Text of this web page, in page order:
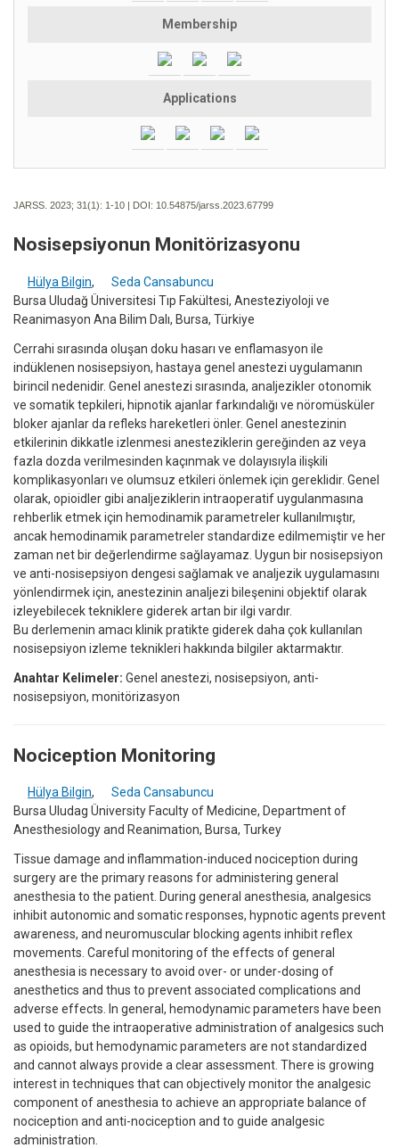
Membership
Applications
JARSS. 2023; 31(1): 1-10 | DOI: 10.54875/jarss.2023.67799
Nosisepsiyonun Monitörizasyonu
Hülya Bilgin,
Seda Cansabuncu
Bursa Uludağ Üniversitesi Tıp Fakültesi, Anesteziyoloji ve
Reanimasyon Ana Bilim Dalı, Bursa, Türkiye
Cerrahi sırasında oluşan doku hasarı ve enflamasyon ile
indüklenen nosisepsiyon, hastaya genel anestezi uygulamanın
birincil nedenidir. Genel anestezi sırasında, analjezikler otonomik
ve somatik tepkileri, hipnotik ajanlar farkındalığı ve nöromüsküler
bloker ajanlar da refleks hareketleri önler. Genel anestezinin
etkilerinin dikkatle izlenmesi anesteziklerin gereğinden az veya
fazla dozda verilmesinden kaçınmak ve dolayısıyla ilişkili
komplikasyonları ve olumsuz etkileri önlemek için gereklidir. Genel
olarak, opioidler gibi analjeziklerin intraoperatif uygulanmasına
rehberlik etmek için hemodinamik parametreler kullanılmıştır,
ancak hemodinamik parametreler standardize edilmemiştir ve her
zaman net bir değerlendirme sağlayamaz. Uygun bir nosisepsiyon
ve anti-nosisepsiyon dengesi sağlamak ve analjezik uygulamasını
yönlendirmek için, anestezinin analjezi bileşenini objektif olarak
izleyebilecek tekniklere giderek artan bir ilgi vardır.
Bu derlemenin amacı klinik pratikte giderek daha çok kullanılan
nosisepsiyon izleme teknikleri hakkında bilgiler aktarmaktır.
Anahtar Kelimeler: Genel anestezi, nosisepsiyon, anti-
nosisepsiyon, monitörizasyon
Nociception Monitoring
Hülya Bilgin,
Seda Cansabuncu
Bursa Uludag Üniversity Faculty of Medicine, Department of
Anesthesiology and Reanimation, Bursa, Turkey
Tissue damage and inflammation-induced nociception during
surgery are the primary reasons for administering general
anesthesia to the patient. During general anesthesia, analgesics
inhibit autonomic and somatic responses, hypnotic agents prevent
awareness, and neuromuscular blocking agents inhibit reflex
movements. Careful monitoring of the effects of general
anesthesia is necessary to avoid over- or under-dosing of
anesthetics and thus to prevent associated complications and
adverse effects. In general, hemodynamic parameters have been
used to guide the intraoperative administration of analgesics such
as opioids, but hemodynamic parameters are not standardized
and cannot always provide a clear assessment. There is growing
interest in techniques that can objectively monitor the analgesic
component of anesthesia to achieve an appropriate balance of
nociception and anti-nociception and to guide analgesic
administration.